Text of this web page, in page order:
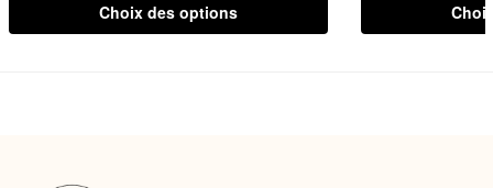
Choix des options
produit
produit